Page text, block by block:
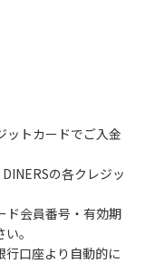
ットカードでご入金
の各クレジッ
ド会員番号・有効期
。
行口座より自動的に